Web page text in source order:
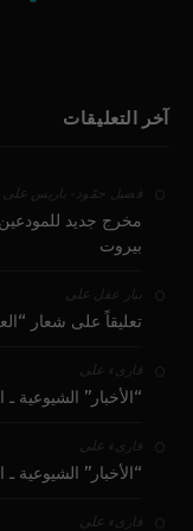
آخر التعليقات
فضيل حمّود - باريس على
مخرج جديد
بيروت
بيار عقل على
تعليقاً على شعار
قارىء على
“الأخبار” الشيوعية
قارىء على
“الأخبار” الشيوعية
قارىء على